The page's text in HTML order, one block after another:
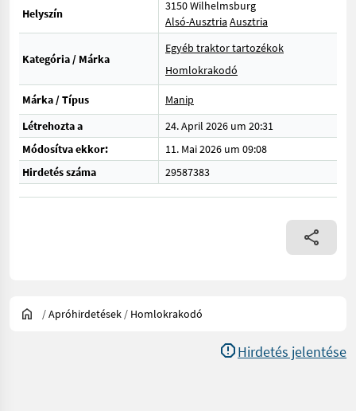
Helyszín
3150 Wilhelmsburg
Alsó-Ausztria Ausztria
Kategória / Márka
Egyéb traktor tartozékok
Homlokrakodó
Márka / Típus
Manip
Létrehozta a
24. April 2026 um 20:31
Módosítva ekkor:
11. Mai 2026 um 09:08
Hirdetés száma
29587383
/Apróhirdetések / Homlokrakodó
Hirdetés jelentése